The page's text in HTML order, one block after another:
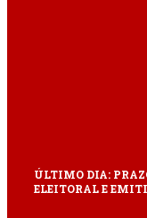
ÚLTIMO DIA:
ELEITORAL E